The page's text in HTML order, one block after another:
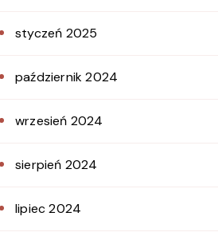
styczeń 2025
październik 2024
wrzesień 2024
sierpień 2024
lipiec 2024